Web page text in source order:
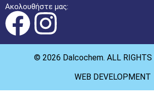
Ακολουθήστε μας:
© 2026 Dalcochem. ALL RIGHTS
WEB DEVELOPMENT